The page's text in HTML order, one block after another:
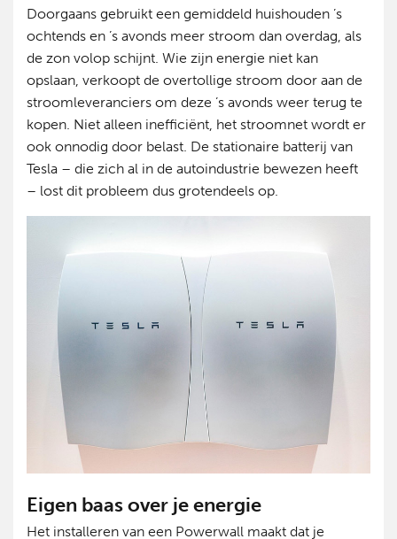
Doorgaans gebruikt een gemiddeld huishouden ’s
ochtends en ’s avonds meer stroom dan overdag, als
de zon volop schijnt. Wie zijn energie niet kan
opslaan, verkoopt de overtollige stroom door aan de
stroomleveranciers om deze ’s avonds weer terug te
kopen. Niet alleen inefficiënt, het stroomnet wordt er
ook onnodig door belast. De stationaire batterij van
Tesla – die zich al in de autoindustrie bewezen heeft
– lost dit probleem dus grotendeels op.
Eigen baas over je energie
Het installeren van een Powerwall maakt dat je